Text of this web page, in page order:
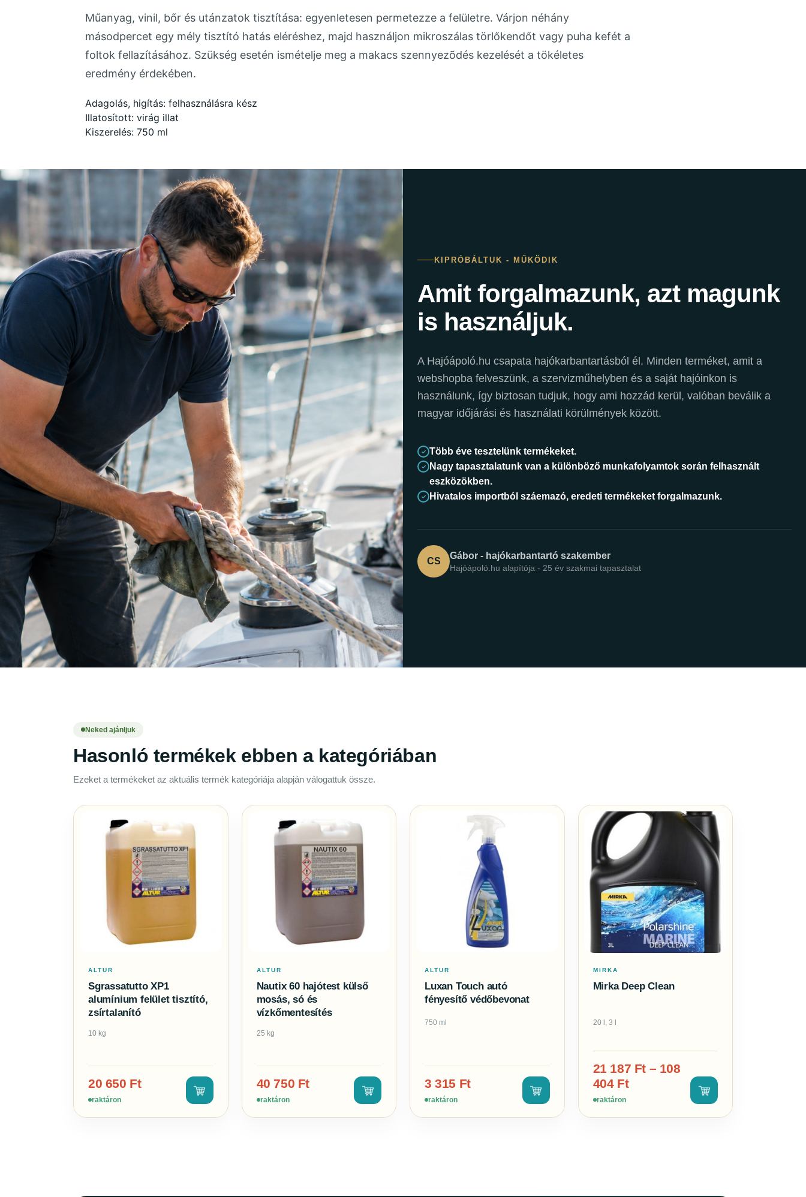
Műanyag, vinil, bőr és utánzatok tisztítása: egyenletesen permetezze a felületre. Várjon néhány
másodpercet egy mély tisztító hatás eléréshez, majd használjon mikroszálas törlőkendőt vagy puha kefét a
foltok fellazításához. Szükség esetén ismételje meg a makacs szennyezõdés kezelését a tökéletes
eredmény érdekében.
Adagolás, higítás: felhasználásra kész
Illatosított: virág illat
Kiszerelés: 750 ml
KIPRÓBÁLTUK - MŰKÖDIK
Amit forgalmazunk, azt magunk
is használjuk.
A Hajóápoló.hu csapata hajókarbantartásból él. Minden terméket, amit a
webshopba felveszünk, a szervizműhelyben és a saját hajóinkon is
használunk, így biztosan tudjuk, hogy ami hozzád kerül, valóban beválik a
magyar időjárási és használati körülmények között.
Több éve tesztelünk termékeket.
Nagy tapasztalatunk van a különböző munkafolyamtok során felhasznált
eszközökben.
Hivatalos importból száemazó, eredeti termékeket forgalmazunk.
CS
Gábor - hajókarbantartó szakember
Hajóápoló.hu alapítója - 25 év szakmai tapasztalat
Neked ajánljuk
Hasonló termékek ebben a kategóriában
Ezeket a termékeket az aktuális termék kategóriája alapján válogattuk össze.
ALTUR
Sgrassatutto XP1
alumínium felület tisztító,
zsírtalanító
10 kg
20 650 Ft
raktáron
ALTUR
Nautix 60 hajótest külső
mosás, só és
vízkőmentesítés
25 kg
40 750 Ft
raktáron
ALTUR
Luxan Touch autó
fényesítő védőbevonat
750 ml
3 315 Ft
raktáron
MIRKA
Mirka Deep Clean
20 l, 3 l
21 187 Ft– 108
404 Ft
raktáron